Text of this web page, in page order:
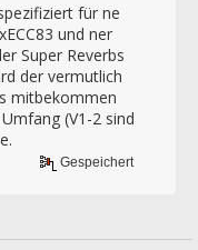
für ne
und ner
Super Reverbs
der vermutlich
mitbekommen
(V1-2 sind
Gespeichert